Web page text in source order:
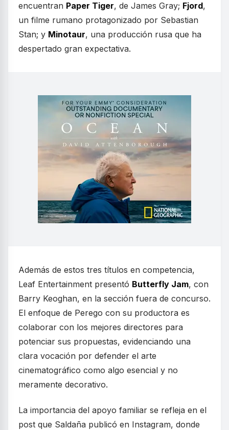
encuentran Paper Tiger, de James Gray; Fjord,
un filme rumano protagonizado por Sebastian
Stan; y Minotaur, una producción rusa que ha
despertado gran expectativa.
Además de estos tres títulos en competencia,
Leaf Entertainment presentó Butterfly Jam, con
Barry Keoghan, en la sección fuera de concurso.
El enfoque de Perego con su productora es
colaborar con los mejores directores para
potenciar sus propuestas, evidenciando una
clara vocación por defender el arte
cinematográfico como algo esencial y no
meramente decorativo.
La importancia del apoyo familiar se refleja en el
post que Saldaña publicó en Instagram, donde